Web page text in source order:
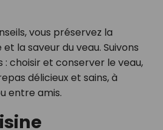
vous préservez la
la saveur du veau. Suivons
choisir et conserver le veau,
délicieux et sains, à
entre amis.